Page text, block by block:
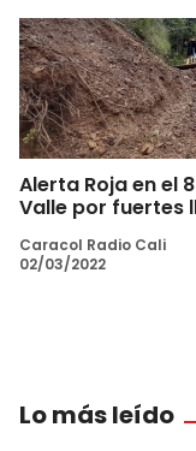
Alerta Roja en el
Valle por fuertes
Caracol Radio Cali
02/03/2022
Lo más leído